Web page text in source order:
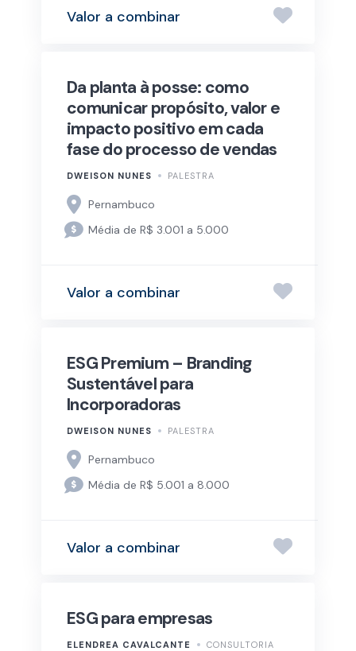
Valor a combinar
Da planta à posse: como
comunicar propósito, valor e
impacto positivo em cada
fase do processo de vendas
DWEISON NUNES PALESTRA
Pernambuco
Média de R$ 3.001 a 5.000
Valor a combinar
ESG Premium – Branding
Sustentável para
Incorporadoras
DWEISON NUNES PALESTRA
Pernambuco
Média de R$ 5.001 a 8.000
Valor a combinar
ESG para empresas
ELENDREA CAVALCANTE CONSULTORIA